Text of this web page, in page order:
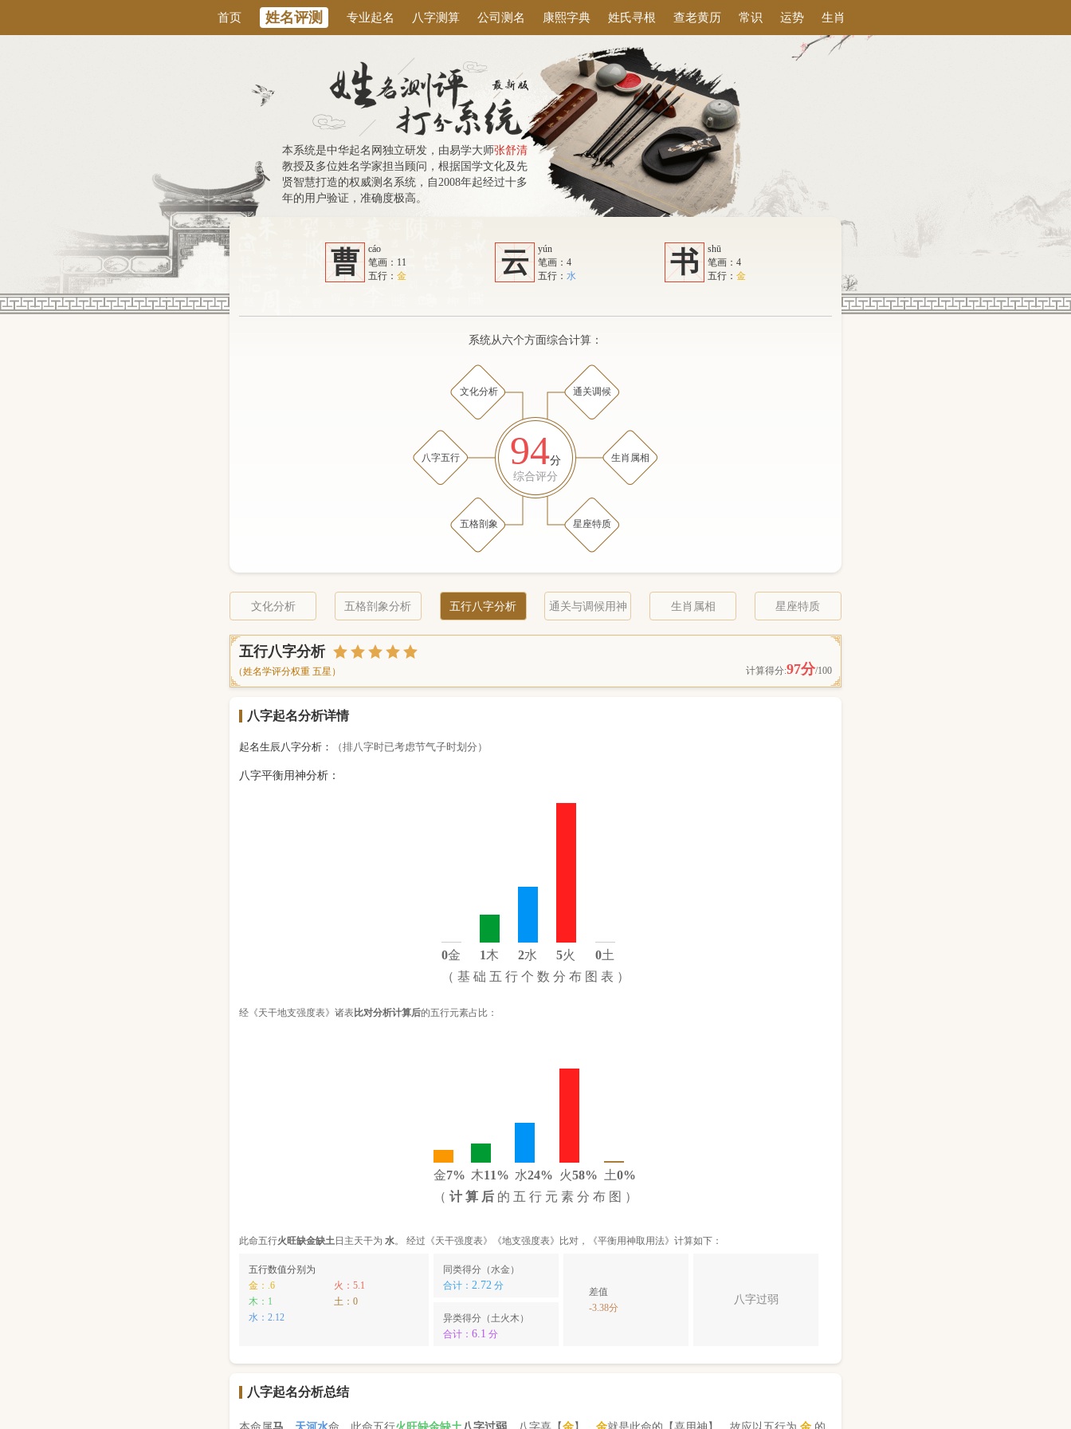
首页 姓名评测 专业起名 八字测算 公司测名 康熙字典 姓氏寻根 查老黄历 常识 运势 生肖
本系统是中华起名网独立研发，由易学大师张舒清
教授及多位姓名学家担当顾问，根据国学文化及先
贤智慧打造的权威测名系统，自2008年起经过十多
年的用户验证，准确度极高。
曹
cáo
笔画：11
五行：金 云
yún
笔画：4
五行： 水 书
shū
笔画：4
五行： 金
系统从六个方面综合计算：
八字五行
文化分析
五格剖象
生肖属相
通关调候
星座特质
94分
综合评分
文化分析 五格剖象分析 五行八字分析 通关与调候用神 生肖属相 星座特质
五行八字分析
计算得分:97分/100
（姓名学评分权重 五星）
八字起名分析详情
起名生辰八字分析： （排八字时已考虑节气子时划分）
八字平衡用神分析：
0金 1木 2水 5火 0土
（ 基 础 五 行 个 数 分 布 图 表 ）
经《天干地支强度表》诸表比对分析计算后的五行元素占比：
金7% 木11% 水24% 火58% 土0%
（ 计 算 后 的 五 行 元 素 分 布 图 ）
此命五行火旺缺金缺土日主天干为水。 经过《天干强度表》《地支强度表》比对，《平衡用神取用法》计算如下：
五行数值分别为
金：.6
火：5.1
木：1
土：0
水：2.12
同类得分（水金）
合计：2.72 分
异类得分（土火木）
合计：6.1 分
八字过弱
差值
-3.38分
八字起名分析总结